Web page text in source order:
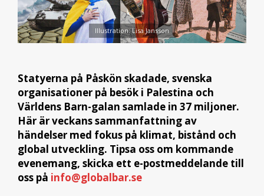
Illustration: Lisa Jansson
Statyerna på Påskön skadade, svenska
organisationer på besök i Palestina och
Världens Barn-galan samlade in 37 miljoner.
Här är veckans sammanfattning av
händelser med fokus på klimat, bistånd och
global utveckling. Tipsa oss om kommande
evenemang, skicka ett e-postmeddelande till
oss på info@globalbar.se